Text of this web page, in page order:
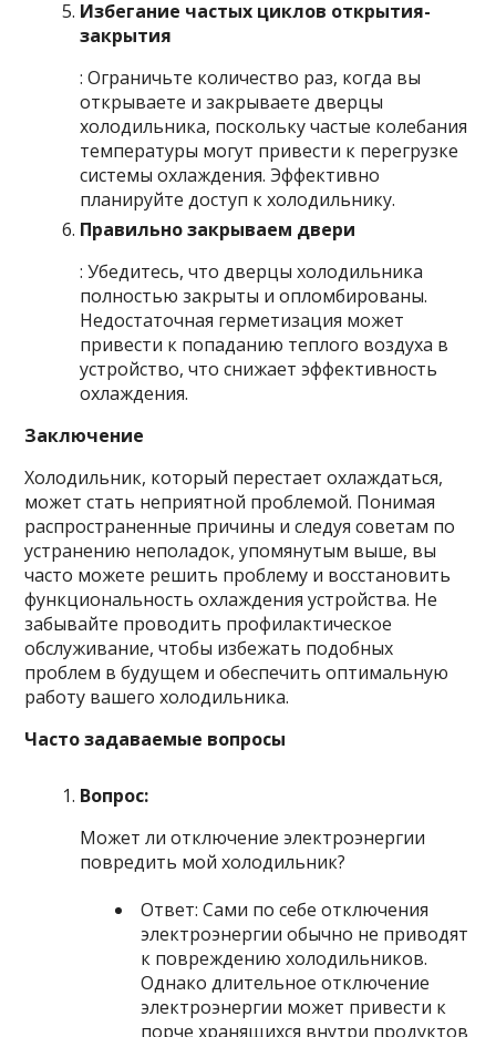
Избегание частых циклов открытия-
закрытия
: Ограничьте количество раз, когда вы
открываете и закрываете дверцы
холодильника, поскольку частые колебания
температуры могут привести к перегрузке
системы охлаждения. Эффективно
планируйте доступ к холодильнику.
Правильно закрываем двери
: Убедитесь, что дверцы холодильника
полностью закрыты и опломбированы.
Недостаточная герметизация может
привести к попаданию теплого воздуха в
устройство, что снижает эффективность
охлаждения.
Заключение
Холодильник, который перестает охлаждаться,
может стать неприятной проблемой. Понимая
распространенные причины и следуя советам по
устранению неполадок, упомянутым выше, вы
часто можете решить проблему и восстановить
функциональность охлаждения устройства. Не
забывайте проводить профилактическое
обслуживание, чтобы избежать подобных
проблем в будущем и обеспечить оптимальную
работу вашего холодильника.
Часто задаваемые вопросы
Вопрос:
Может ли отключение электроэнергии
повредить мой холодильник?
Ответ: Сами по себе отключения
электроэнергии обычно не приводят
к повреждению холодильников.
Однако длительное отключение
электроэнергии может привести к
порче хранящихся внутри продуктов